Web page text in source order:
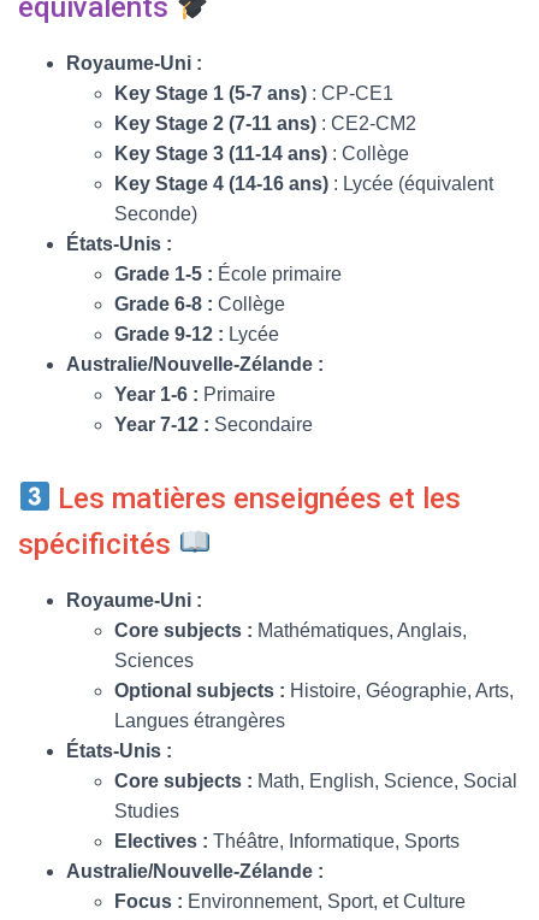
équivalents
Royaume-Uni :
Key Stage 1 (5-7 ans) : CP-CE1
Key Stage 2 (7-11 ans) : CE2-CM2
Key Stage 3 (11-14 ans) : Collège
Key Stage 4 (14-16 ans) : Lycée (équivalent
Seconde)
États-Unis :
Grade 1-5 : École primaire
Grade 6-8 : Collège
Grade 9-12 : Lycée
Australie/Nouvelle-Zélande :
Year 1-6 : Primaire
Year 7-12 : Secondaire
Les matières enseignées et les
spécificités
Royaume-Uni :
Core subjects : Mathématiques, Anglais,
Sciences
Optional subjects : Histoire, Géographie, Arts,
Langues étrangères
États-Unis :
Core subjects : Math, English, Science, Social
Studies
Electives : Théâtre, Informatique, Sports
Australie/Nouvelle-Zélande :
Focus : Environnement, Sport, et Culture